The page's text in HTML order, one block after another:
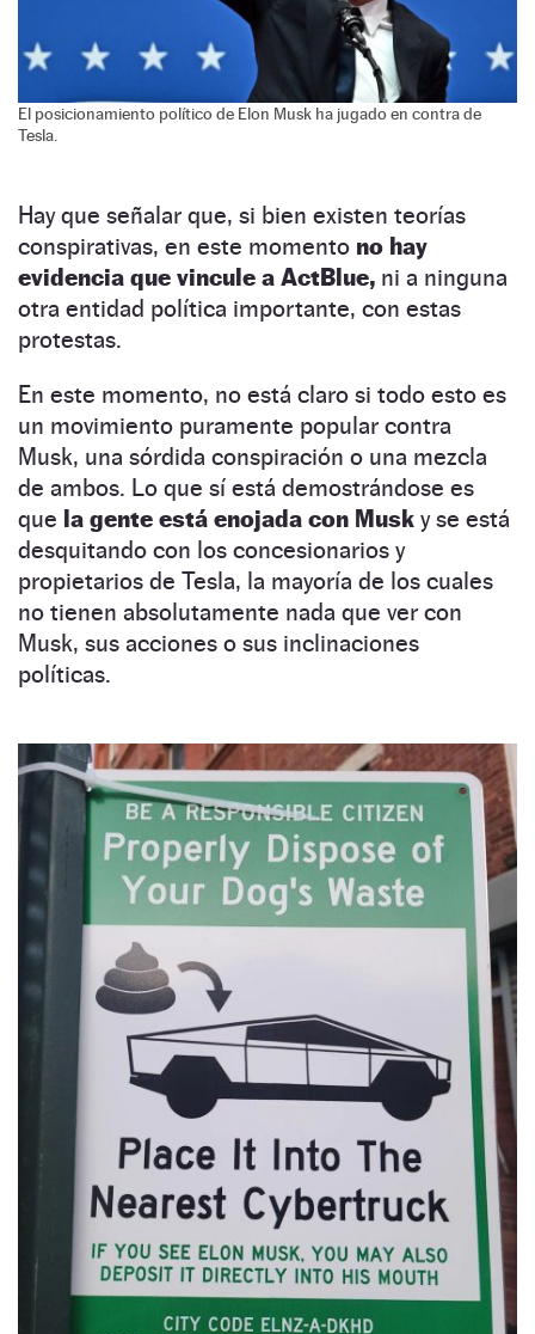
El posicionamiento político de Elon Musk ha jugado en contra de
Tesla.
Hay que señalar que, si bien existen teorías
conspirativas, en este momento no hay
evidencia que vincule a ActBlue, ni a ninguna
otra entidad política importante, con estas
protestas.
En este momento, no está claro si todo esto es
un movimiento puramente popular contra
Musk, una sórdida conspiración o una mezcla
de ambos. Lo que sí está demostrándose es
que la gente está enojada con Musk y se está
desquitando con los concesionarios y
propietarios de Tesla, la mayoría de los cuales
no tienen absolutamente nada que ver con
Musk, sus acciones o sus inclinaciones
políticas.